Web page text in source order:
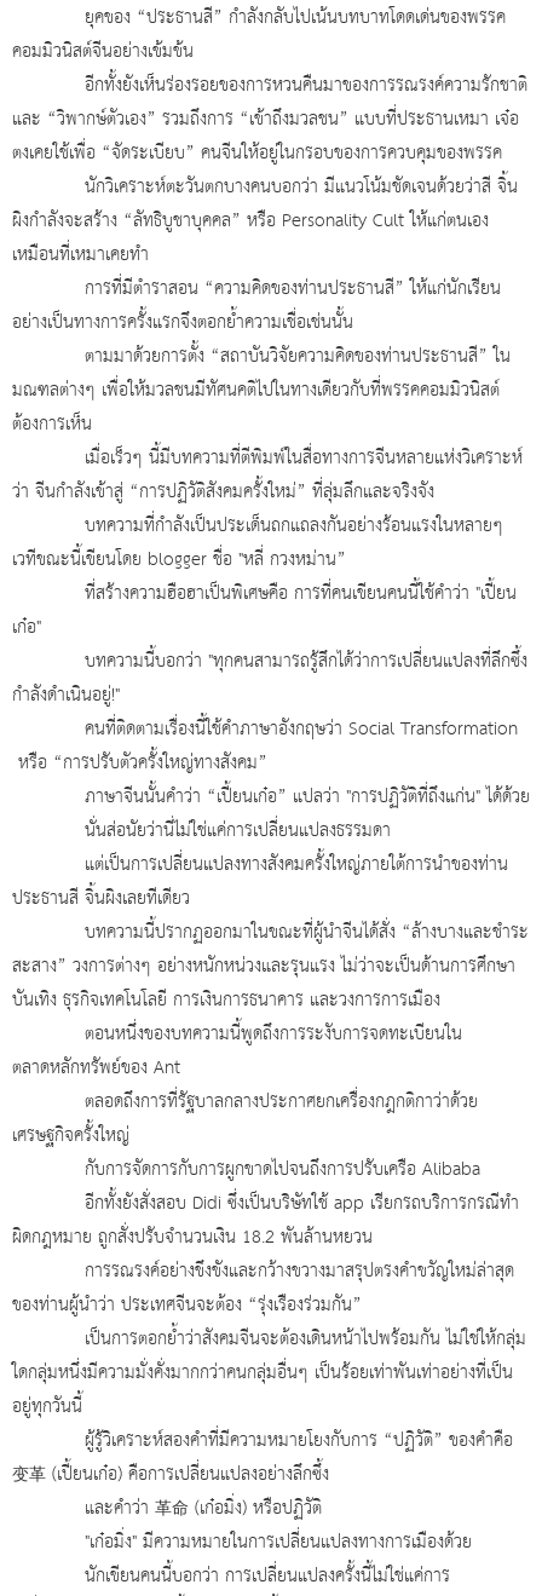
ยุคของ “ประธานสี” กำลังกลับไปเน้นบทบาทโดดเด่นของพรรค
คอมมิวนิสต์จีนอย่างเข้มข้น
อีกทั้งยังเห็นร่องรอยของการหวนคืนมาของการรณรงค์ความรักชาติ
และ “วิพากษ์ตัวเอง” รวมถึงการ “เข้าถึงมวลชน” แบบที่ประธานเหมา เจ๋อ
ตงเคยใช้เพื่อ “จัดระเบียบ” คนจีนให้อยู่ในกรอบของการควบคุมของพรรค
นักวิเคราะห์ตะวันตกบางคนบอกว่า มีแนวโน้มชัดเจนด้วยว่าสี จิ้น
ผิงกำลังจะสร้าง “ลัทธิบูชาบุคคล” หรือ Personality Cult ให้แก่ตนเอง
เหมือนที่เหมาเคยทำ
การที่มีตำราสอน “ความคิดของท่านประธานสี” ให้แก่นักเรียน
อย่างเป็นทางการครั้งแรกจึงตอกย้ำความเชื่อเช่นนั้น
ตามมาด้วยการตั้ง “สถาบันวิจัยความคิดของท่านประธานสี” ใน
มณฑลต่างๆ เพื่อให้มวลชนมีทัศนคติไปในทางเดียวกับที่พรรคคอมมิวนิสต์
ต้องการเห็น
เมื่อเร็วๆ นี้มีบทความที่ตีพิมพ์ในสื่อทางการจีนหลายแห่งวิเคราะห์
ว่า จีนกำลังเข้าสู่ “การปฏิวัติสังคมครั้งใหม่” ที่ลุ่มลึกและจริงจัง
บทความที่กำลังเป็นประเด็นถกแถลงกันอย่างร้อนแรงในหลายๆ
เวทีขณะนี้เขียนโดย blogger ชื่อ "หลี่ กวงหม่าน”
ที่สร้างความฮือฮาเป็นพิเศษคือ การที่คนเขียนคนนี้ใช้คำว่า "เปี้ยน
เก๋อ"
บทความนี้บอกว่า "ทุกคนสามารถรู้สึกได้ว่าการเปลี่ยนแปลงที่ลึกซึ้ง
กำลังดำเนินอยู่!"
คนที่ติดตามเรื่องนี้ใช้คำภาษาอังกฤษว่า Social Transformation
หรือ “การปรับตัวครั้งใหญ่ทางสังคม”
ภาษาจีนนั้นคำว่า “เปี้ยนเก๋อ” แปลว่า "การปฏิวัติที่ถึงแก่น" ได้ด้วย
นั่นส่อนัยว่านี่ไม่ใช่แค่การเปลี่ยนแปลงธรรมดา
แต่เป็นการเปลี่ยนแปลงทางสังคมครั้งใหญ่ภายใต้การนำของท่าน
ประธานสี จิ้นผิงเลยทีเดียว
บทความนี้ปรากฏออกมาในขณะที่ผู้นำจีนได้สั่ง “ล้างบางและชำระ
สะสาง” วงการต่างๆ อย่างหนักหน่วงและรุนแรง ไม่ว่าจะเป็นด้านการศึกษา
บันเทิง ธุรกิจเทคโนโลยี การเงินการธนาคาร และวงการการเมือง
ตอนหนึ่งของบทความนี้พูดถึงการระงับการจดทะเบียนใน
ตลาดหลักทรัพย์ของ Ant
ตลอดถึงการที่รัฐบาลกลางประกาศยกเครื่องกฎกติกาว่าด้วย
เศรษฐกิจครั้งใหญ่
กับการจัดการกับการผูกขาดไปจนถึงการปรับเครือ Alibaba
อีกทั้งยังสั่งสอบ Didi ซึ่งเป็นบริษัทใช้ app เรียกรถบริการกรณีทำ
ผิดกฎหมาย ถูกสั่งปรับจำนวนเงิน 18.2 พันล้านหยวน
การรณรงค์อย่างขึงขังและกว้างขวางมาสรุปตรงคำขวัญใหม่ล่าสุด
ของท่านผู้นำว่า ประเทศจีนจะต้อง “รุ่งเรืองร่วมกัน”
เป็นการตอกย้ำว่าสังคมจีนจะต้องเดินหน้าไปพร้อมกัน ไม่ใช่ให้กลุ่ม
ใดกลุ่มหนึ่งมีความมั่งคั่งมากกว่าคนกลุ่มอื่นๆ เป็นร้อยเท่าพันเท่าอย่างที่เป็น
อยู่ทุกวันนี้
ผู้รู้วิเคราะห์สองคำที่มีความหมายโยงกับการ “ปฏิวัติ” ของคำคือ
变革(เปี้ยนเก๋อ) คือการเปลี่ยนแปลงอย่างลึกซึ้ง
และคำว่า 革命 (เก๋อมิ่ง) หรือปฏิวัติ
"เก๋อมิ่ง" มีความหมายในการเปลี่ยนแปลงทางการเมืองด้วย
นักเขียนคนนี้บอกว่า การเปลี่ยนแปลงครั้งนี้ไม่ใช่แค่การ